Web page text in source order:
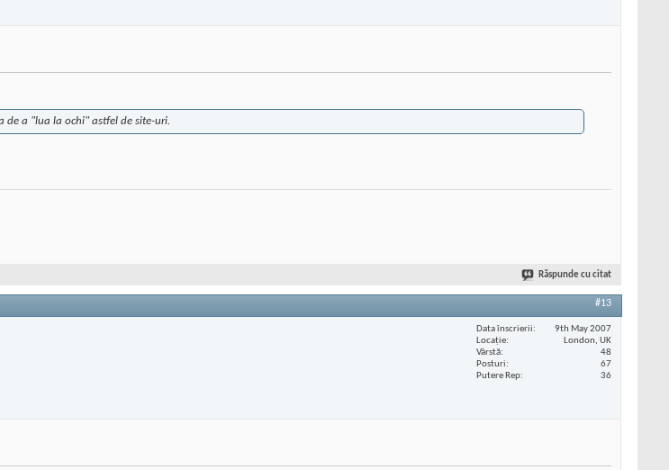
de a "lua la ochi" astfel de site-uri.
Răspunde cu citat
#13
Data înscrierii
9th May 2007
Locaţie
London, UK
Vârstă
48
Posturi
67
Putere Rep
36